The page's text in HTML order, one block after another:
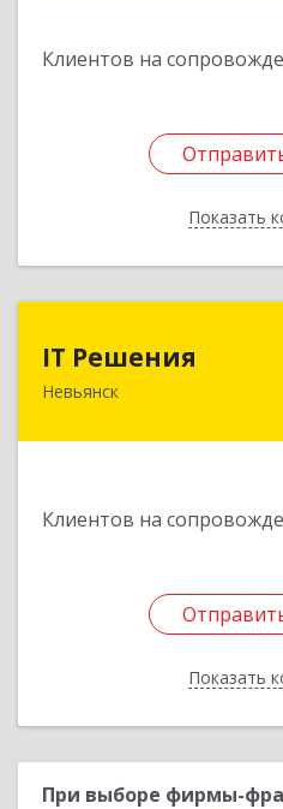
Клиентов на
Показать
IT Решения
Невьянск
Клиентов на
Показать
При выборе фирмы-